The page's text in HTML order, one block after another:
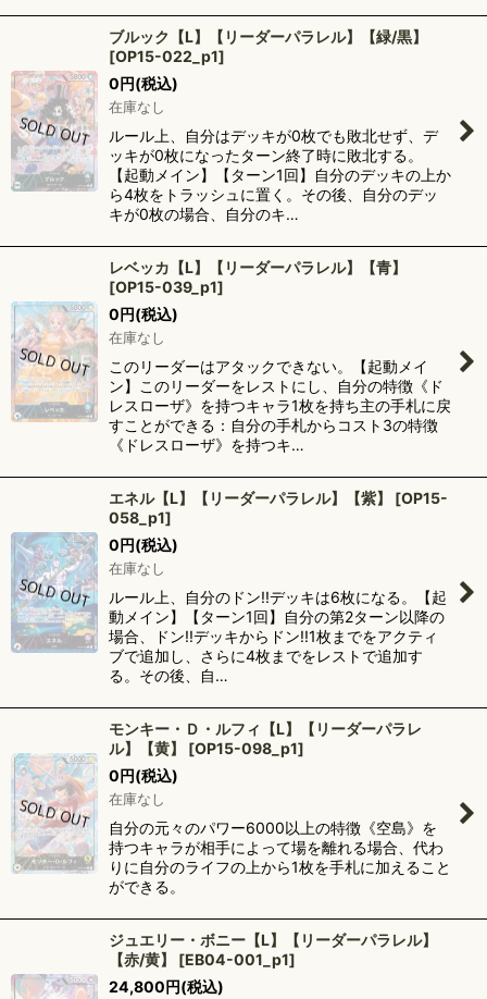
ブルック【L】【リーダーパラレル】【緑/黒】
[OP15-022_p1]
0円(税込)
在庫なし
ルール上、自分はデッキが0枚でも敗北せず、デ
ッキが0枚になったターン終了時に敗北する。
【起動メイン】【ターン1回】自分のデッキの上か
ら4枚をトラッシュに置く。その後、自分のデッ
キが0枚の場合、自分のキ…
レベッカ【L】【リーダーパラレル】【青】
[OP15-039_p1]
0円(税込)
在庫なし
このリーダーはアタックできない。【起動メイ
ン】このリーダーをレストにし、自分の特徴《ド
レスローザ》を持つキャラ1枚を持ち主の手札に戻
すことができる：自分の手札からコスト3の特徴
《ドレスローザ》を持つキ…
エネル【L】【リーダーパラレル】【紫】 [OP15-
058_p1]
0円(税込)
在庫なし
ルール上、自分のドン!!デッキは6枚になる。【起
動メイン】【ターン1回】自分の第2ターン以降の
場合、ドン!!デッキからドン!!1枚までをアクティ
ブで追加し、さらに4枚までをレストで追加す
る。その後、自…
モンキー・Ｄ・ルフィ【L】【リーダーパラレ
ル】【黄】
[OP15-098_p1]
0円(税込)
在庫なし
自分の元々のパワー6000以上の特徴《空島》を
持つキャラが相手によって場を離れる場合、代わ
りに自分のライフの上から1枚を手札に加えること
ができる。
ジュエリー・ボニー【L】【リーダーパラレル】
【赤/黄】
[EB04-001_p1]
24,800円(税込)